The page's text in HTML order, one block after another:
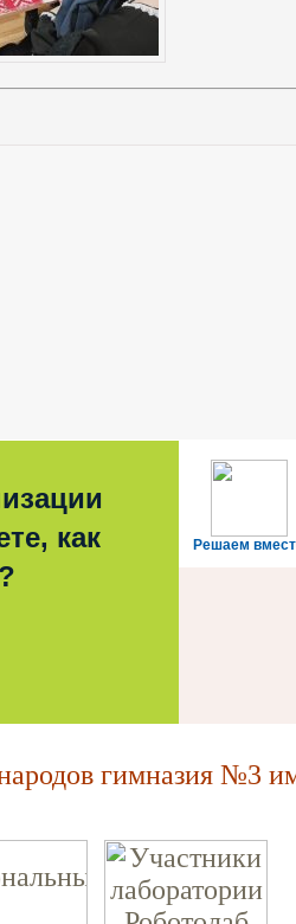
Решаем
как
гимназия №3